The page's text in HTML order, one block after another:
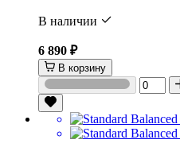
В наличии
6 890 ₽
В корзину